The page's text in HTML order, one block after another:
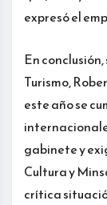
expresó el
En
Turismo,
este año se
gabinete y
Cultura y
crítica